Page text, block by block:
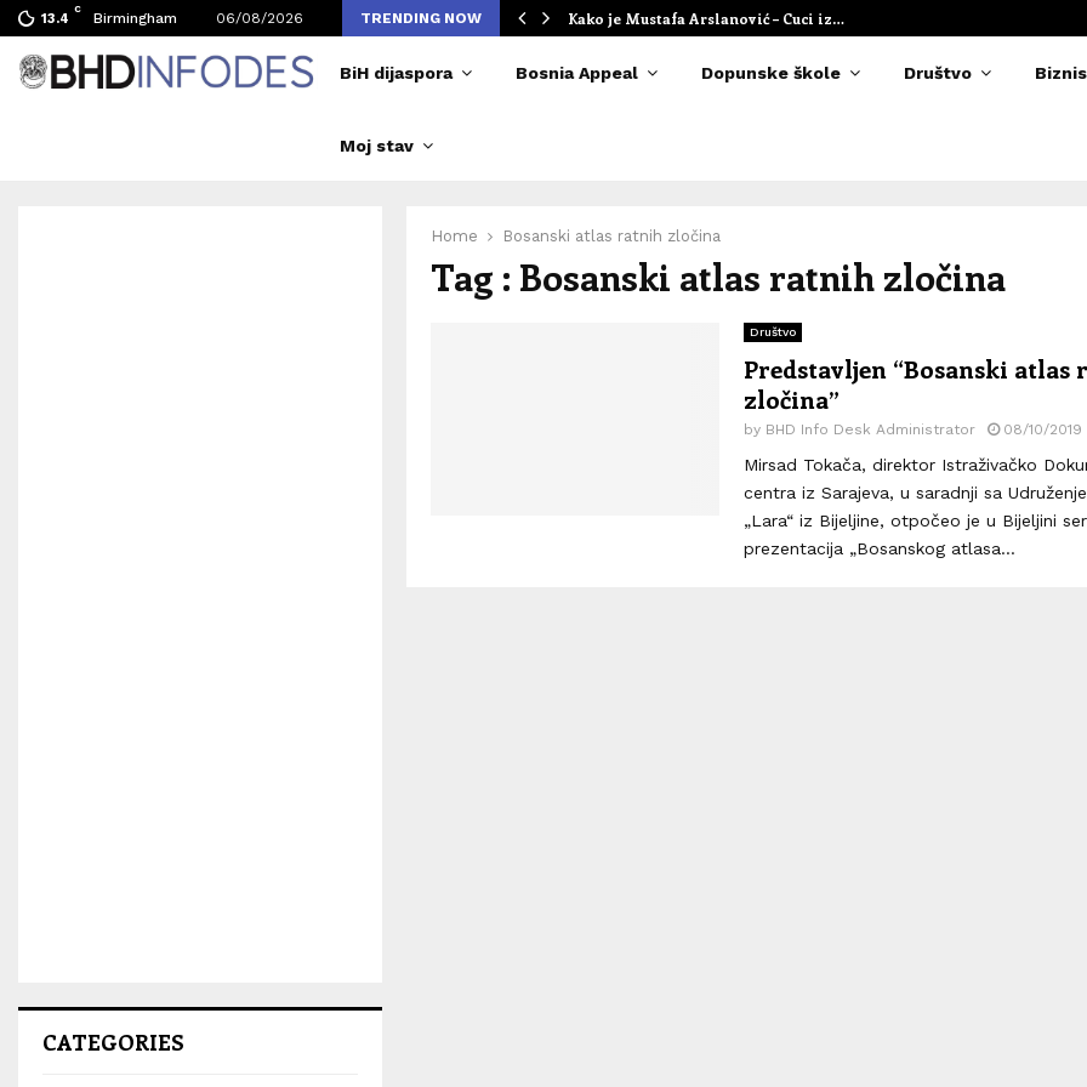
13.4
C
Birmingham 06/08/2026 TRENDING NOW
Alajbegović je novi fudbaler Juventusa! Kako je Mustafa Arslanović – Cuci iz…
BiH dijaspora Bosnia Appeal Dopunske škole Društvo Biznis
Moj stav
Home Bosanski atlas ratnih zločina
Tag : Bosanski atlas ratnih zločina
Društvo
Predstavljen “Bosanski atlas
zločina”
by BHD Info Desk Administrator 08/10/2019
Mirsad Tokača, direktor Istraživačko
centra iz Sarajeva, u saradnji sa
„Lara“ iz Bijeljine, otpočeo je u Bijeljini
prezentacija „Bosanskog atlasa...
CATEGORIES